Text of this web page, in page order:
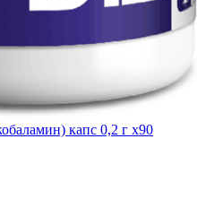
капс 0,2 г x90